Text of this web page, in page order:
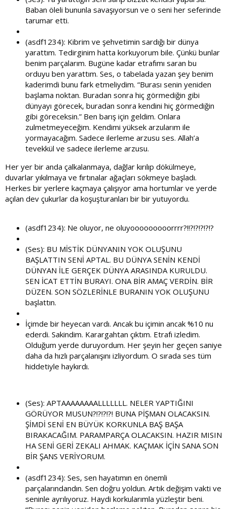
Baban öleli bununla savaşıyorsun ve o seni her seferinde
tarumar etti.
(asdf1234): Kibrim ve şehvetimin sardığı bir dünya
yarattım. Tedirginim hatta korkuyorum bile. Çünkü bunlar
benim parçalarım. Bugüne kadar etrafımı saran bu
orduyu ben yarattım. Ses, o tabelada yazan şey benim
kaderimdi bunu fark etmeliydim. “Burası senin yeniden
başlama noktan. Buradan sonra hiç görmediğin gibi
dünyayı görecek, buradan sonra kendini hiç görmediğin
gibi göreceksin.” Ben barış için geldim. Onlara
zulmetmeyeceğim. Kendimi yüksek arzularım ile
yormayacağım. Sadece ilerleme arzusu ses. Allah’a
tevekkül ve sadece ilerleme arzusu.
Her yer bir anda çalkalanmaya, dağlar kırılıp dökülmeye,
duvarlar yıkılmaya ve fırtınalar ağaçları sökmeye başladı.
Herkes bir yerlere kaçmaya çalışıyor ama hortumlar ve yerde
açılan dev çukurlar da koşuşturanları bir bir yutuyordu.
(asdf1234): Ne oluyor, ne oluyooooooooorrrr?!!?!?!?!?!?
(Ses): BU MİSTİK DÜNYANIN YOK OLUŞUNU
BAŞLATTIN SENİ APTAL. BU DÜNYA SENİN KENDİ
DÜNYAN İLE GERÇEK DÜNYA ARASINDA KURULDU.
SEN İCAT ETTİN BURAYI. ONA BİR AMAÇ VERDİN. BİR
DÜZEN. SON SÖZLERİNLE BURANIN YOK OLUŞUNU
başlattın.
İçimde bir heyecan vardı. Ancak bu içimin ancak %10 nu
ederdi. Sakindim. Karargahtan çıktım. Etrafı izledim.
Olduğum yerde duruyordum. Her şeyin her geçen saniye
daha da hızlı parçalanışını izliyordum. O sırada ses tüm
hiddetiyle haykırdı.
(Ses): APTAAAAAAAALLLLLLL. NELER YAPTIĞINI
GÖRÜYOR MUSUN?!?!?!?! BUNA PİŞMAN OLACAKSIN.
ŞİMDİ SENİ EN BÜYÜK KORKUNLA BAŞ BAŞA
BIRAKACAĞIM. PARAMPARÇA OLACAKSIN. HAZIR MISIN
HA SENİ GERİ ZEKALI AHMAK. KAÇMAK İÇİN SANA SON
BİR ŞANS VERİYORUM.
(asdf1234): Ses, sen hayatımın en önemli
parçalarındandın. Sen doğru yoldun. Artık değişim vakti ve
seninle ayrılıyoruz. Haydi korkularımla yüzleştir beni.